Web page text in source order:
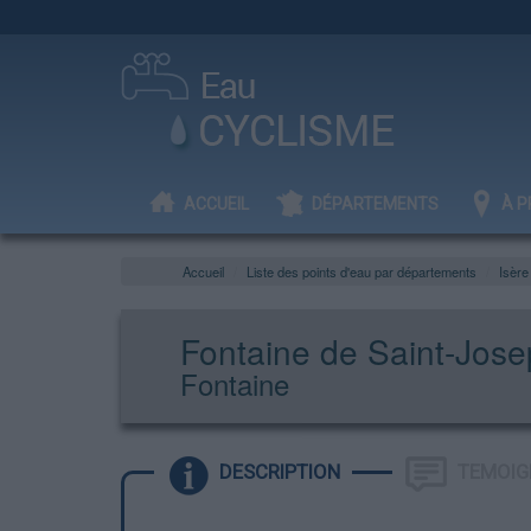
ACCUEIL DÉPARTEMENTS À
Accueil Liste des points d'eau par départements Isère
Fontaine de Saint-
Fontaine
DESCRIPTION